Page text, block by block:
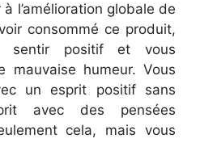
l’amélioration globale de
consommé ce produit,
sentir positif et vous
mauvaise humeur. Vous
un esprit positif sans
avec des pensées
cela, mais vous